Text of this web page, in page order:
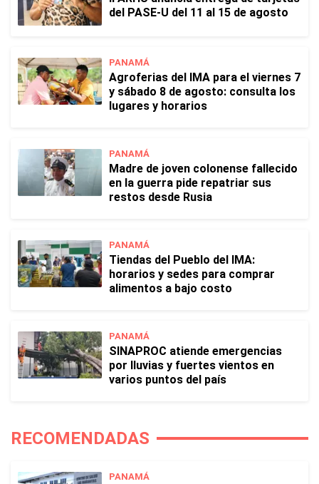
del PASE-U del 11 al 15 de agosto
PANAMÁ
Agroferias del IMA para el viernes 7
y sábado 8 de agosto: consulta los
lugares y horarios
PANAMÁ
Madre de joven colonense fallecido
en la guerra pide repatriar sus
restos desde Rusia
PANAMÁ
Tiendas del Pueblo del IMA:
horarios y sedes para comprar
alimentos a bajo costo
PANAMÁ
SINAPROC atiende emergencias
por lluvias y fuertes vientos en
varios puntos del país
RECOMENDADAS
PANAMÁ